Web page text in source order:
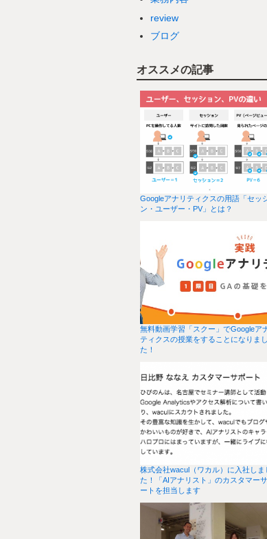
review
ブログ
オススメの記事
Googleアナリティクスの用語「セッ
ン・ユーザー・PV」とは？
無料動画学習「スクー」でGoogleア
ティクスの授業をすることになりまし
た！
株式会社wacul（ワカル）に入社しま
た！「AIアナリスト」のカスタマー
ートを担当します